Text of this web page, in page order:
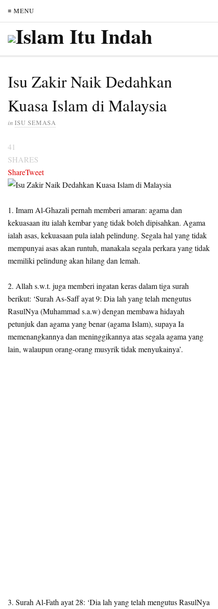
≡ MENU
Isu Zakir Naik Dedahkan
Kuasa Islam di Malaysia
in ISU SEMASA
41
SHARES
ShareTweet
1. Imam Al-Ghazali pernah memberi amaran: agama dan
kekuasaan itu ialah kembar yang tidak boleh dipisahkan. Agama
ialah asas, kekuasaan pula ialah pelindung. Segala hal yang tidak
mempunyai asas akan runtuh, manakala segala perkara yang tidak
memiliki pelindung akan hilang dan lemah.
2. Allah s.w.t. juga memberi ingatan keras dalam tiga surah
berikut: ‘Surah As-Saff ayat 9: Dia lah yang telah mengutus
RasulNya (Muhammad s.a.w) dengan membawa hidayah
petunjuk dan agama yang benar (agama Islam), supaya Ia
memenangkannya dan meninggikannya atas segala agama yang
lain, walaupun orang-orang musyrik tidak menyukainya’.
3. Surah Al-Fath ayat 28: ‘Dia lah yang telah mengutus RasulNya